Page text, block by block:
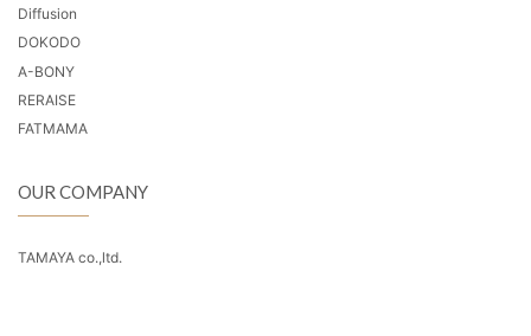
Diffusion
DOKODO
A-BONY
RERAISE
FATMAMA
OUR COMPANY
TAMAYA co.,ltd.